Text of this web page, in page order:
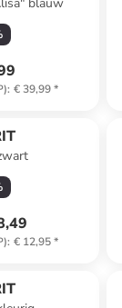
: € 39,99*
: € 12,95*